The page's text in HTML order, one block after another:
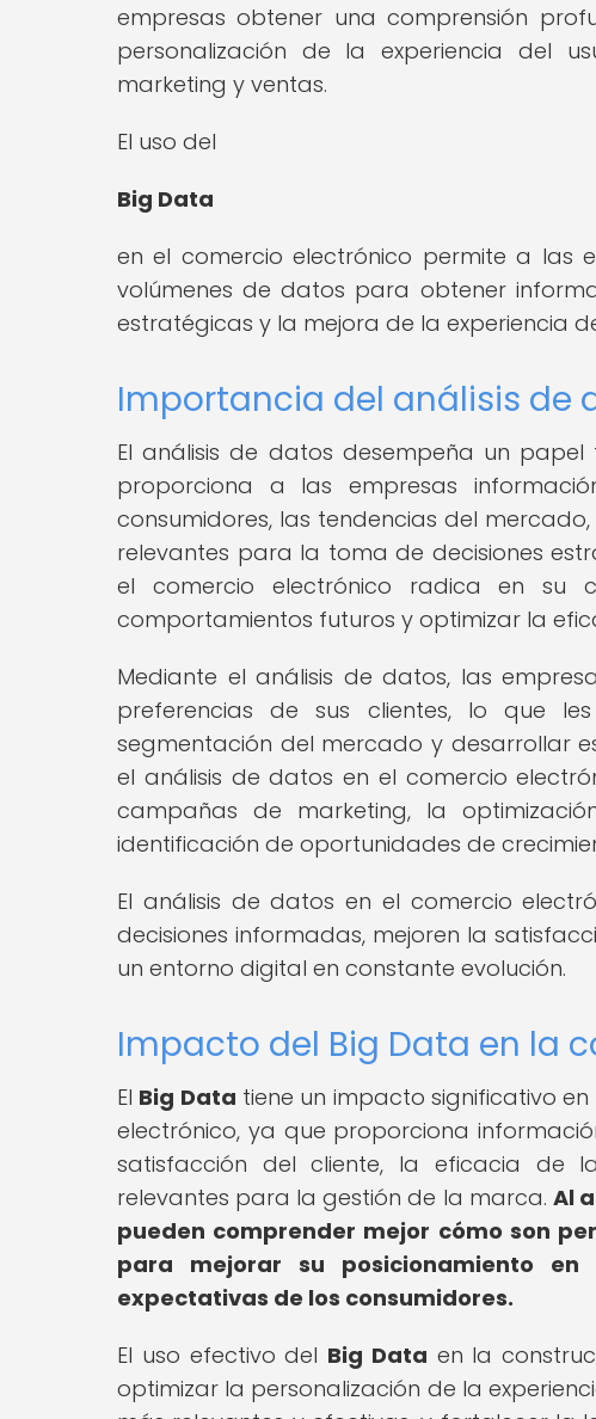
empresas obtener una comprensión
personalización de la experiencia del
marketing y ventas.
El uso del
Big Data
en el comercio electrónico permite a las
volúmenes de datos para obtener
estratégicas y la mejora de la experiencia
Importancia del análisis de
El análisis de datos desempeña un
proporciona a las empresas
consumidores, las tendencias del
relevantes para la toma de decisiones
el comercio electrónico radica en su
comportamientos futuros y optimizar la
Mediante el análisis de datos, las
preferencias de sus clientes, lo que
segmentación del mercado y desarrollar
el análisis de datos en el comercio
campañas de marketing, la
identificación de oportunidades de
El análisis de datos en el comercio
decisiones informadas, mejoren la
un entorno digital en constante evolución.
Impacto del Big Data en la
El Big Data tiene un impacto significativo
electrónico, ya que proporciona
satisfacción del cliente, la eficacia de
relevantes para la gestión de la marca. Al
pueden comprender mejor cómo son
para mejorar su posicionamiento
expectativas de los consumidores.
El uso efectivo del Big Data en la
optimizar la personalización de la